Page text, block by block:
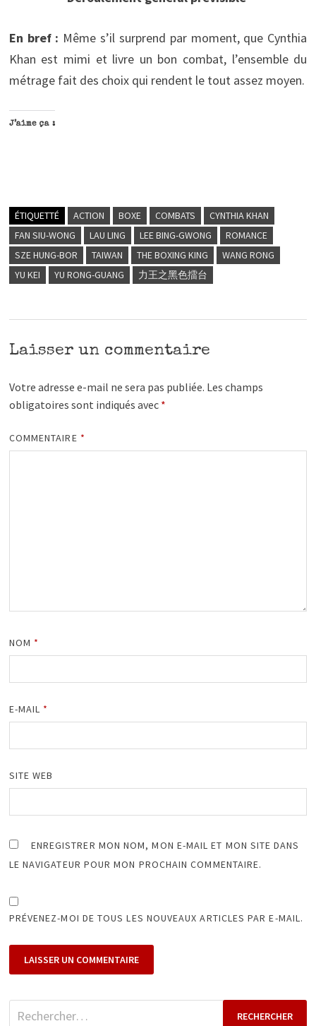
En bref : Même s’il surprend par moment, que Cynthia
Khan est mimi et livre un bon combat, l’ensemble du
métrage fait des choix qui rendent le tout assez moyen.
J’aime ça :
ÉTIQUETTÉ ACTION BOXE COMBATS
CYNTHIA KHAN
FAN SIU-WONG
LAU LING LEE BING-GWONG
ROMANCE
SZE HUNG-BOR
TAIWAN THE BOXING KING
WANG RONG
YU KEI
YU RONG-GUANG 力王之黑色擂台
Laisser un commentaire
Votre adresse e-mail ne sera pas publiée. Les champs
obligatoires sont indiqués avec *
COMMENTAIRE *
NOM *
E-MAIL *
SITE WEB
ENREGISTRER MON NOM, MON E-MAIL ET MON SITE DANS
LE NAVIGATEUR POUR MON PROCHAIN COMMENTAIRE.
PRÉVENEZ-MOI DE TOUS LES NOUVEAUX ARTICLES PAR E-MAIL.
Rechercher :